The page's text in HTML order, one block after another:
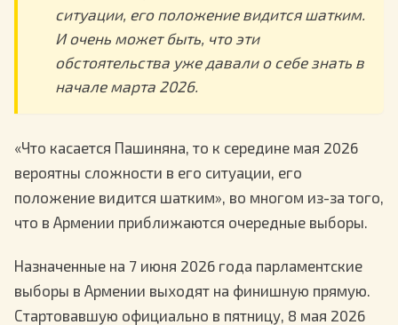
ситуации, его положение видится шатким.
И очень может быть, что эти
обстоятельства уже давали о себе знать в
начале марта 2026.
«Что касается Пашиняна, то к середине мая 2026
вероятны сложности в его ситуации, его
положение видится шатким», во многом из-за того,
что в Армении приближаются очередные выборы.
Назначенные на 7 июня 2026 года парламентские
выборы в Армении выходят на финишную прямую.
Стартовавшую официально в пятницу, 8 мая 2026